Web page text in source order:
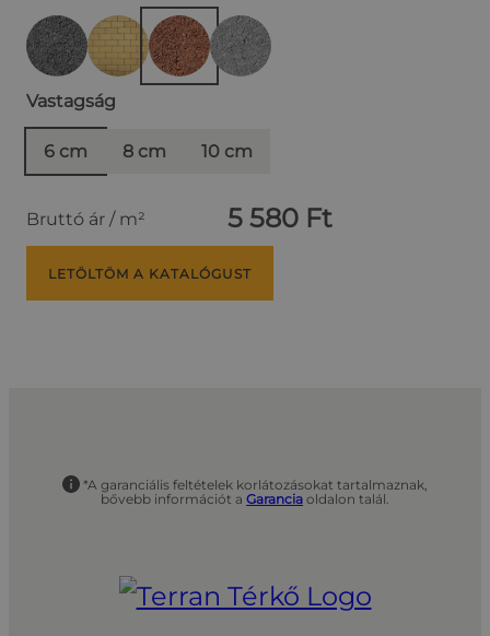
Vastagság
6 cm 8 cm 10 cm
Bruttó ár / m² 5 580 Ft
LETÖLTÖM A KATALÓGUST
*A garanciális feltételek korlátozásokat tartalmaznak,
bővebb információt a Garancia oldalon talál.